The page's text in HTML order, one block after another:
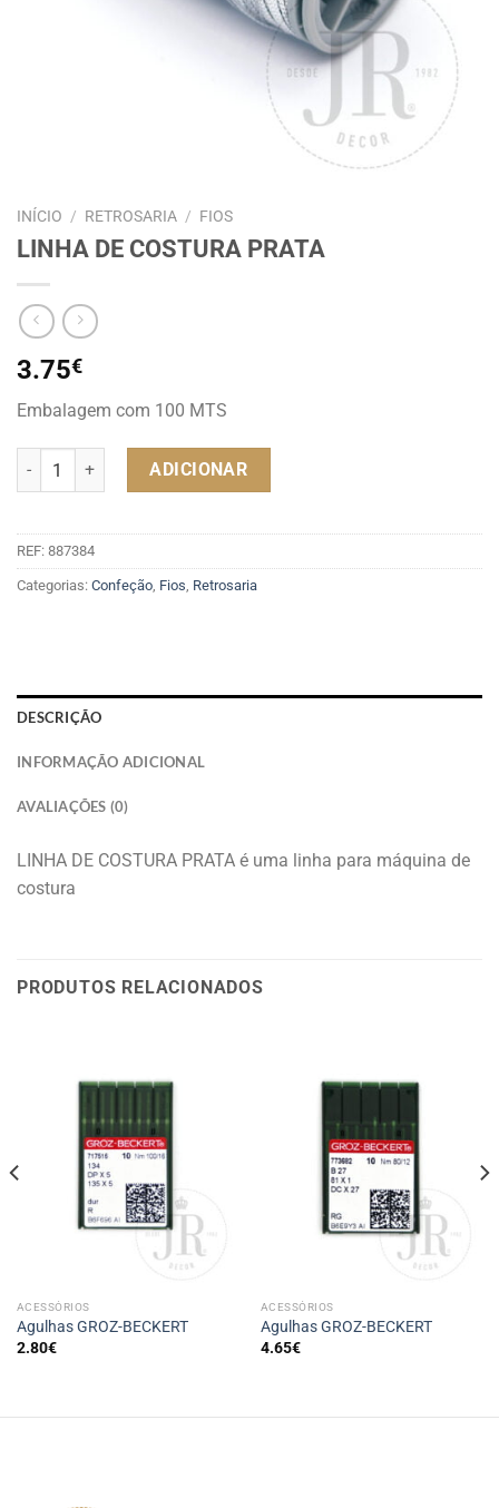
INÍCIO / RETROSARIA / FIOS
LINHA DE COSTURA PRATA
3.75€
Embalagem com 100 MTS
Quantidade de LINHA DE COSTURA PRATA
ADICIONAR
REF: 887384
Categorias: Confeção, Fios, Retrosaria
DESCRIÇÃO
INFORMAÇÃO ADICIONAL
AVALIAÇÕES (0)
LINHA DE COSTURA PRATA é uma linha para máquina de
costura
PRODUTOS RELACIONADOS
ACESSÓRIOS
Agulhas GROZ-BECKERT
2.80€
ACESSÓRIOS
Agulhas GROZ-BECKERT
4.65€